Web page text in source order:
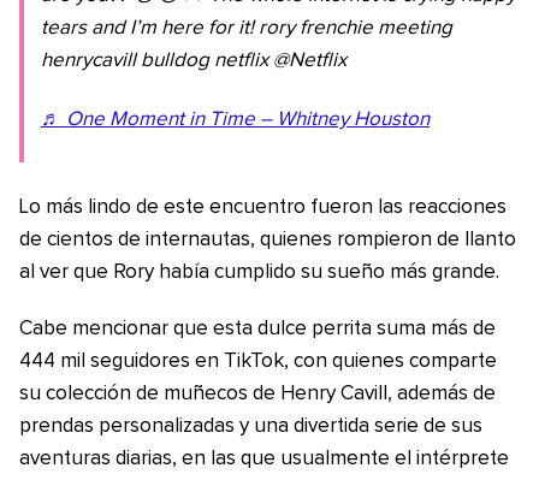
tears and I’m here for it! rory frenchie meeting
henrycavill bulldog netflix @Netflix
♬ One Moment in Time – Whitney Houston
Lo más lindo de este encuentro fueron las reacciones
de cientos de internautas, quienes rompieron de llanto
al ver que Rory había cumplido su sueño más grande.
Cabe mencionar que esta dulce perrita suma más de
444 mil seguidores en TikTok, con quienes comparte
su colección de muñecos de Henry Cavill, además de
prendas personalizadas y una divertida serie de sus
aventuras diarias, en las que usualmente el intérprete